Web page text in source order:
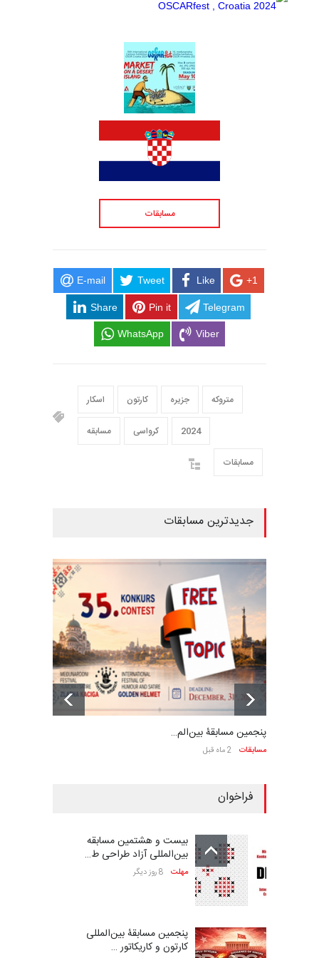
مسابقات
E-mail Tweet Like +1
Share Pin it Telegram
WhatsApp Viber
اسکار کارتون جزیره متروکه
مسابقه کرواسی 2024
مسابقات
جدیدترین مسابقات
پنجمین مسابقۀ بین‌الم…
مسابقات 2 ماه قبل
فراخوان
بیست و هشتمین مسابقه
بین‌المللی آزاد طراحی ط…
مهلت 8 روز دیگر
پنجمین مسابقۀ بین‌المللی
کارتون و کاریکاتور …